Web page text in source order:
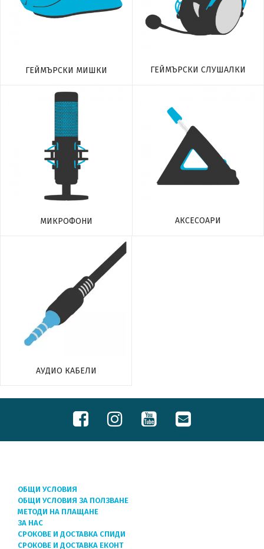
ГЕЙМЪРСКИ МИШКИ ГЕЙМЪРСКИ СЛУШАЛКИ
МИКРОФОНИ АКСЕСОАРИ
АУДИО КАБЕЛИ
ОБЩИ УСЛОВИЯ
ОБЩИ УСЛОВИЯ ЗА ПОЛЗВАНЕ
МЕТОДИ НА ПЛАЩАНЕ
ЗА НАС
СРОКОВЕ И ДОСТАВКА СПИДИ
СРОКОВЕ И ДОСТАВКА ЕКОНТ